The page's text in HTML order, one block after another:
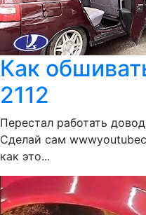
Как
2112
Перестал работать
Сделай сам
как это...